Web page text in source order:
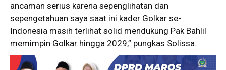
ancaman serius karena sepenglihatan dan
sepengetahuan saya saat ini kader Golkar se-
Indonesia masih terlihat solid mendukung Pak Bahlil
memimpin Golkar hingga 2029,” pungkas Solissa.